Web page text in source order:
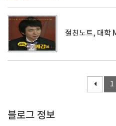
절친노트, 대학
1
블로그 정보